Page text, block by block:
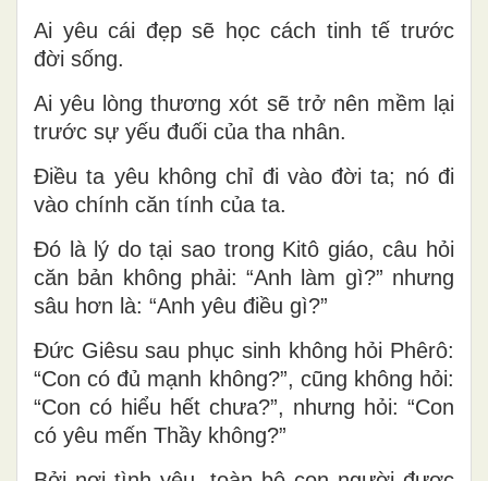
Ai yêu cái đẹp sẽ học cách tinh tế trước
đời sống.
Ai yêu lòng thương xót sẽ trở nên mềm lại
trước sự yếu đuối của tha nhân.
Điều ta yêu không chỉ đi vào đời ta; nó đi
vào chính căn tính của ta.
Đó là lý do tại sao trong Kitô giáo, câu hỏi
căn bản không phải: “Anh làm gì?” nhưng
sâu hơn là: “Anh yêu điều gì?”
Đức Giêsu sau phục sinh không hỏi Phêrô:
“Con có đủ mạnh không?”, cũng không hỏi:
“Con có hiểu hết chưa?”, nhưng hỏi: “Con
có yêu mến Thầy không?”